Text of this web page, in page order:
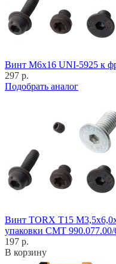
Винт M6x16 UNI-5925 к
297 р.
Подобрать аналог
Винт TORX T15
упаковки CMT 990.077.00/
197 р.
В корзину